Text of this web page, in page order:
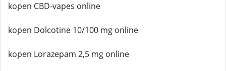
kopen CBD-vapes online
kopen Dolcotine 10/100 mg online
kopen Lorazepam 2,5 mg online